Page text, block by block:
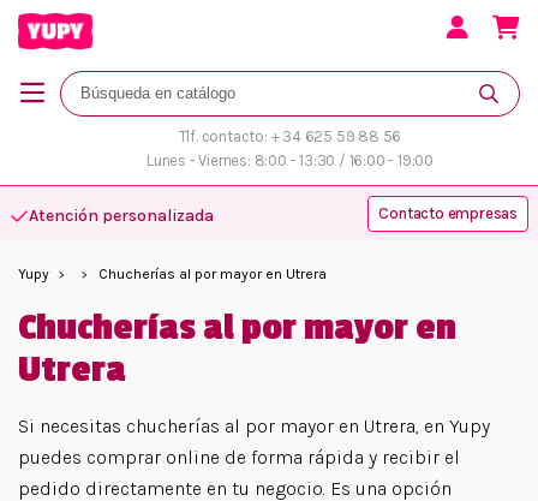
Tlf. contacto: + 34 625 59 88 56
Lunes - Viernes: 8:00 - 13:30 / 16:00 - 19:00
Atención personalizada Contacto empresas
Yupy Chucherías al por mayor en Utrera
Chucherías al por mayor en
Utrera
Si necesitas chucherías al por mayor en Utrera, en Yupy
puedes comprar online de forma rápida y recibir el
pedido directamente en tu negocio. Es una opción